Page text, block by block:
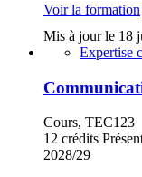
Voir la formation
Mis à jour le 18
Expertise
Cours, TEC123
12 crédits
2028/29